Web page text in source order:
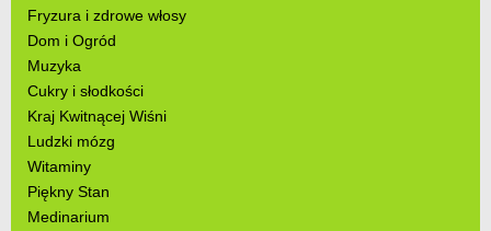
Fryzura i zdrowe włosy
Dom i Ogród
Muzyka
Cukry i słodkości
Kraj Kwitnącej Wiśni
Ludzki mózg
Witaminy
Piękny Stan
Medinarium